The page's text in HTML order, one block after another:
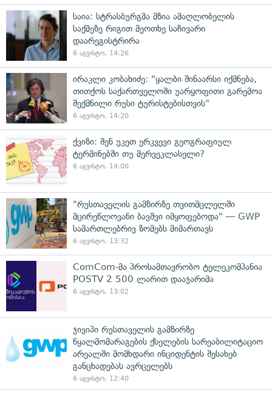
საია: სტრასბურგმა მზია ამაღლობელის
საქმეზე რიგით მეოთხე საჩივარი
დაარეგისტრირა
6 აგვისტო, 14:26
ირაკლი კობახიძე: "ყალბი შინაარსი იქმნება,
თითქოს საქართველოში უარყოფითი გარემოა
შექმნილი რუსი ტურისტებისთვის"
6 აგვისტო, 14:20
ქვიზი: შენ უკეთ ერკვევი გეოგრაფიულ
ტერმინებში თუ მერვეკლასელი?
6 აგვისტო, 14:00
"რუსთაველის გამზირზე თვითმცლელში
მცირეწლოვანი ბავშვი იმყოფებოდა" — GWP
სამართლებრივ ზომებს მიმართავს
6 აგვისტო, 13:32
ComCom-მა პროსამთავრობო ტელეკომპანია
POSTV 2 500 ლარით დააჯარიმა
6 აგვისტო, 13:02
ჯივიპი რუსთაველის გამზირზე
წყალმომარაგების ქსელების სარეაბილიტაციო
არეალში მომხდარი ინციდენტის შესახებ
განცხადებას ავრცელებს
6 აგვისტო, 12:40